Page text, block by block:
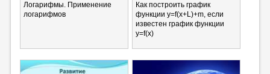
Логарифмы. Применение
логарифмов
Как построить график
функции y=f(x+L)+m, если
известен график функции
y=f(x)